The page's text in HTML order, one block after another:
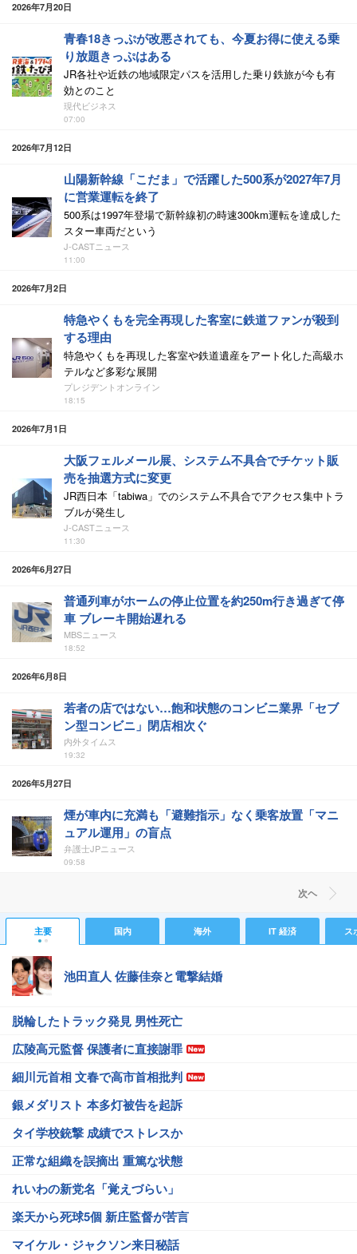
2026年7月20日
青春18きっぷが改悪されても、今夏お得に使える乗
り放題きっぷはある
JR各社や近鉄の地域限定パスを活用した乗り鉄旅が今も有
効とのこと
現代ビジネス
07:00
2026年7月12日
山陽新幹線「こだま」で活躍した500系が2027年7月
に営業運転を終了
500系は1997年登場で新幹線初の時速300km運転を達成した
スター車両だという
J-CASTニュース
11:00
2026年7月2日
特急やくもを完全再現した客室に鉄道ファンが殺到
する理由
特急やくもを再現した客室や鉄道遺産をアート化した高級ホ
テルなど多彩な展開
プレジデントオンライン
18:15
2026年7月1日
大阪フェルメール展、システム不具合でチケット販
売を抽選方式に変更
JR西日本「tabiwa」でのシステム不具合でアクセス集中トラ
ブルが発生し
J-CASTニュース
11:30
2026年6月27日
普通列車がホームの停止位置を約250m行き過ぎて停
車 ブレーキ開始遅れる
MBSニュース
18:52
2026年6月8日
若者の店ではない…飽和状態のコンビニ業界「セブ
ン型コンビニ」閉店相次ぐ
内外タイムス
19:32
2026年5月27日
煙が車内に充満も「避難指示」なく乗客放置「マニ
ュアル運用」の盲点
弁護士JPニュース
09:58
次ヘ
主要 国内 海外 IT 経済 ス
池田直人 佐藤佳奈と電撃結婚
脱輪したトラック発見 男性死亡
広陵高元監督 保護者に直接謝罪
細川元首相 文春で高市首相批判
銀メダリスト 本多灯被告を起訴
タイ学校銃撃 成績でストレスか
正常な組織を誤摘出 重篤な状態
れいわの新党名「覚えづらい」
楽天から死球5個 新庄監督が苦言
マイケル・ジャクソン来日秘話